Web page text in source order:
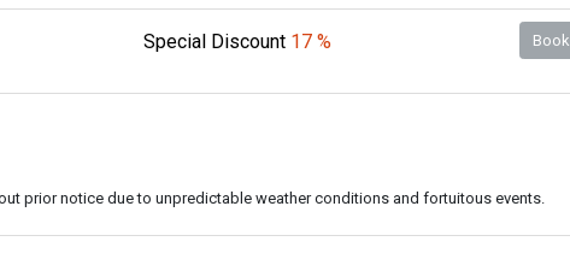
Special Discount 17 % Book
prior notice due to unpredictable weather conditions and fortuitous events.